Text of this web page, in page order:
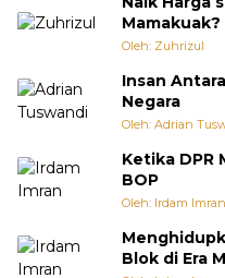
Mamakuak?
Oleh: Zuhrizul
Insan
Negara
Oleh: Adrian
Ketika DPR
BOP
Oleh: Irdam Imran
Blok di Era